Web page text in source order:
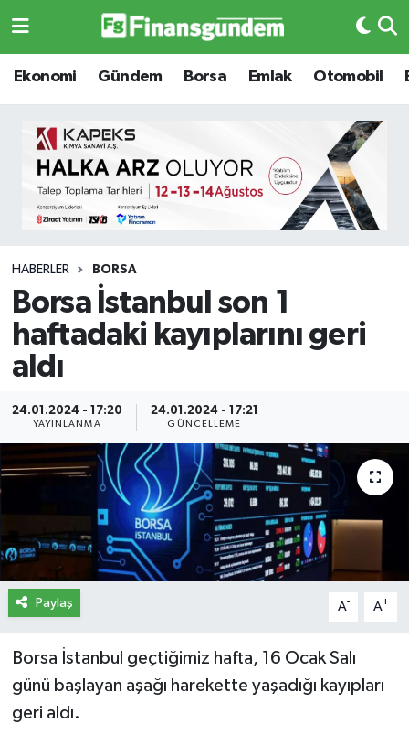
Ekonomi Gündem Borsa Emlak Otomobil
HABERLER BORSA
Borsa İstanbul son 1
haftadaki kayıplarını geri
aldı
24.01.2024 - 17:20
YAYINLANMA
24.01.2024 - 17:21
GÜNCELLEME
Paylaş A- A+
Borsa İstanbul geçtiğimiz hafta, 16 Ocak Salı
günü başlayan aşağı harekette yaşadığı kayıpları
geri aldı.
Ekonomi
Borsa
Emlak
Otomobil
Gizlilik Sözleşmesi
İletişim
Yasal Uyarı
Ekonomi
Borsa
Emlak
Emtia
BITCOIN